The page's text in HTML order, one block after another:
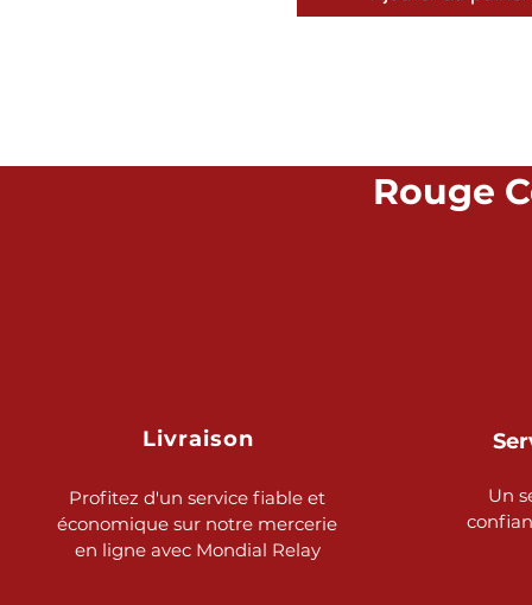
Rouge
Livraison
Profitez d'un service fiable et
économique sur notre mercerie
en ligne avec Mondial Relay
Un